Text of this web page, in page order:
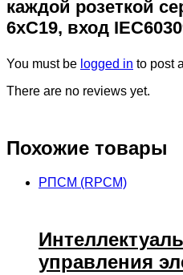
каждой розеткой
6xC19, вход
You must be logged in to post
There are no reviews yet.
Похожие товары
РПСМ (RPCM)
управления